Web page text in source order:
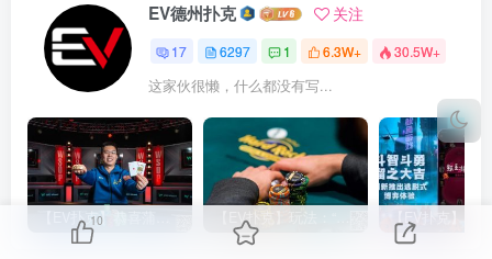
EV德州扑克 关注
17 6297 1 6.3W+ 30.5W+
这家伙很懒，什么都没有写...
10